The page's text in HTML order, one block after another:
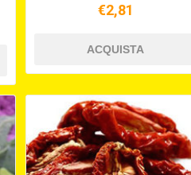
€2,81